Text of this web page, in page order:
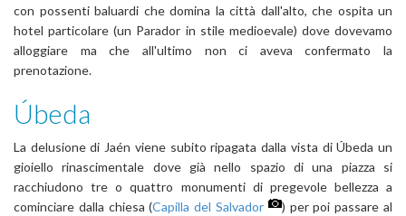
con possenti baluardi che domina la città dall'alto, che ospita un
hotel particolare (un Parador in stile medioevale) dove dovevamo
alloggiare ma che all'ultimo non ci aveva confermato la
prenotazione.
Úbeda
La delusione di Jaén viene subito ripagata dalla vista di Úbeda un
gioiello rinascimentale dove già nello spazio di una piazza si
racchiudono tre o quattro monumenti di pregevole bellezza a
cominciare dalla chiesa (Capilla del Salvador
) per poi passare al